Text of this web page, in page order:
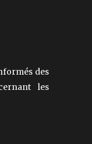
des
les